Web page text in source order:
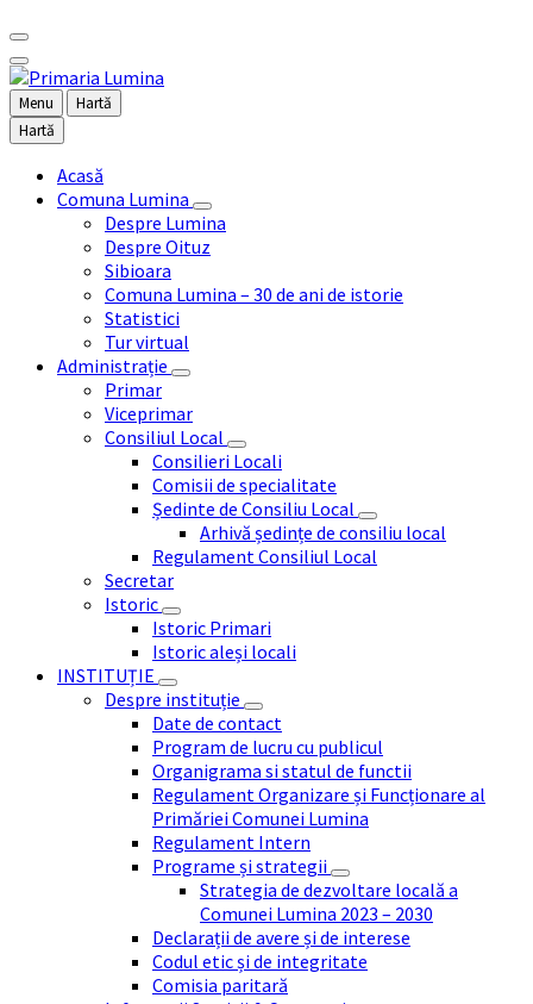
Menu
Hartă
Hartă
Acasă
Comuna Lumina
Despre Lumina
Despre Oituz
Sibioara
Comuna Lumina – 30 de ani de istorie
Statistici
Tur virtual
Administrație
Primar
Viceprimar
Consiliul Local
Consilieri Locali
Comisii de specialitate
Ședinte de Consiliu Local
Arhivă ședințe de consiliu local
Regulament Consiliul Local
Secretar
Istoric
Istoric Primari
Istoric aleși locali
INSTITUȚIE
Despre instituție
Date de contact
Program de lucru cu publicul
Organigrama si statul de functii
Regulament Organizare și Funcționare al
Primăriei Comunei Lumina
Regulament Intern
Programe și strategii
Strategia de dezvoltare locală a
Comunei Lumina 2023 – 2030
Declarații de avere și de interese
Codul etic și de integritate
Comisia paritară